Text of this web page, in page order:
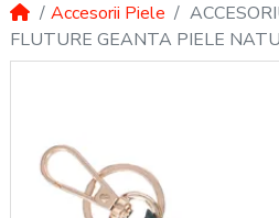
Accesorii Piele
FLUTURE GEANTA PIELE